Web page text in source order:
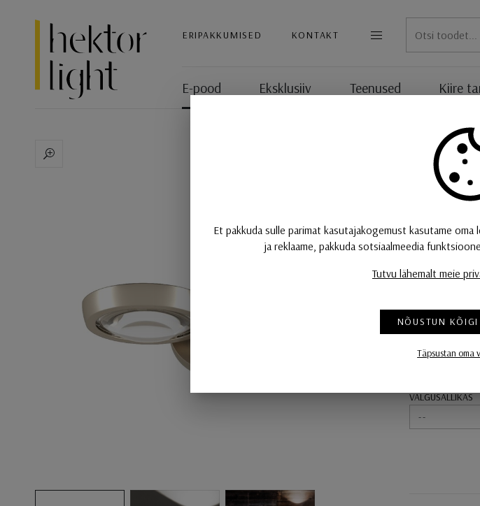
Hektor Light
ERIPAKKUMISED KONTAKT
MENÜÜ
E-pood Eksklusiiv Teenused Kiire
Seinavalgusti Nautilus, 2x15W/2400lm
Väga hea
Dimmerdatav.
Saadaval
šampanja värvi
VARIANDID
VALGUSALLIKAS
--
Et pakkuda sulle parimat kasutajakogemust kasutame
ja reklaame, pakkuda sotsiaalmeedia
Tutvu lähemalt meie
NÕUSTUN KÕIGI
Täpsustan oma